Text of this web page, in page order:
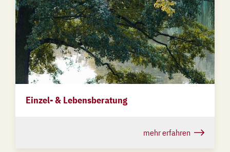
Einzel- & Lebensberatung
mehr erfahren